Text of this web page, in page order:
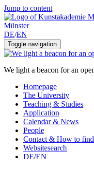
Jump to content
DE/EN
Toggle navigation
We light a beacon for an
Homepage
The University
Teaching & Studies
Application
Calendar & News
People
Contact & How to
Websitesearch
DE/EN